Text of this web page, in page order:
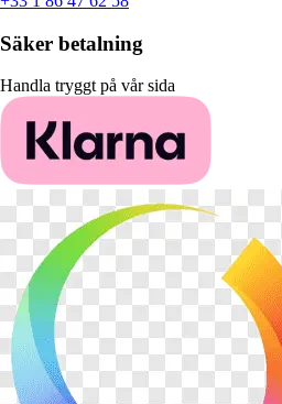
Säker betalning
Handla tryggt på vår sida